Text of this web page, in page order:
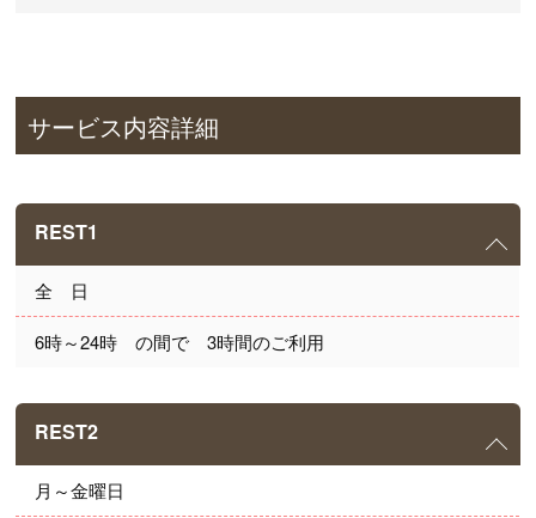
サービス内容詳細
REST1
全　日
6時～24時　の間で　3時間のご利用
REST2
月～金曜日